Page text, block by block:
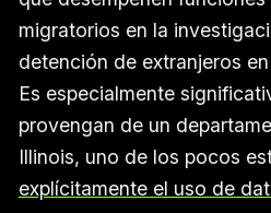
migratorios en la
detención de extranjeros en
Es especialmente
provengan de un
Illinois, uno de los pocos
explícitamente el uso de